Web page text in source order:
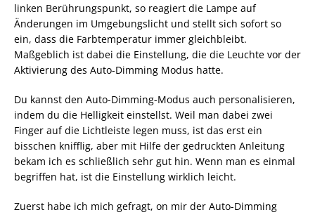
linken Berührungspunkt, so reagiert die Lampe auf
Änderungen im Umgebungslicht und stellt sich sofort so
ein, dass die Farbtemperatur immer gleichbleibt.
Maßgeblich ist dabei die Einstellung, die die Leuchte vor der
Aktivierung des Auto-Dimming Modus hatte.
Du kannst den Auto-Dimming-Modus auch personalisieren,
indem du die Helligkeit einstellst. Weil man dabei zwei
Finger auf die Lichtleiste legen muss, ist das erst ein
bisschen knifflig, aber mit Hilfe der gedruckten Anleitung
bekam ich es schließlich sehr gut hin. Wenn man es einmal
begriffen hat, ist die Einstellung wirklich leicht.
Zuerst habe ich mich gefragt, on mir der Auto-Dimming